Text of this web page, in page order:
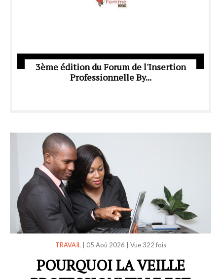
3ème édition du Forum de l'Insertion
Professionnelle By...
TRAVAIL 05 Aoû 2026 Vue 322 fois
POURQUOI LA VEILLE